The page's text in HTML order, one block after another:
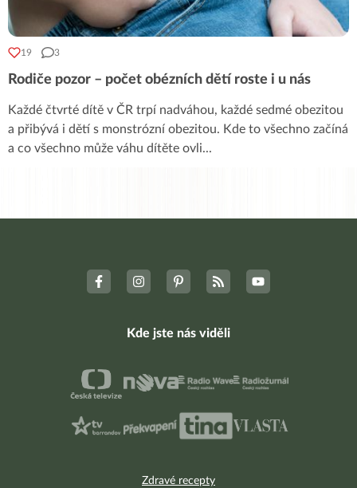
19 3
Rodiče pozor – počet obézních dětí roste i u nás
Každé čtvrté dítě v ČR trpí nadváhou, každé sedmé obezitou
a přibývá i dětí s monstrózní obezitou. Kde to všechno začíná
a co všechno může váhu dítěte ovli...
Zdravé recepty
Kde jste nás viděli